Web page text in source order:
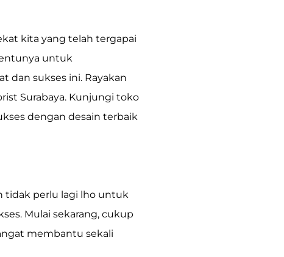
kita yang telah tergapai
untuk
dan sukses ini. Rayakan
Surabaya. Kunjungi toko
dengan desain terbaik
tidak perlu lagi lho untuk
Mulai sekarang, cukup
membantu sekali